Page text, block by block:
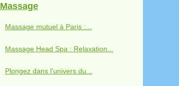
Massage
Massage mutuel à Paris :...
Massage Head Spa : Relaxation...
Plongez dans l'univers du...